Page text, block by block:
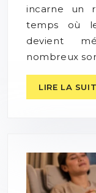
incarne un
temps où
devient
nombreux
LIRE LA